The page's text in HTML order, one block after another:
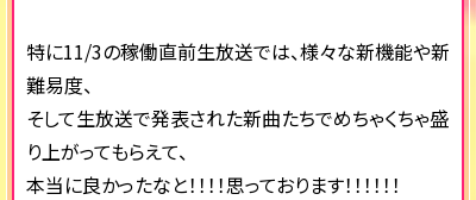
特に11/3の稼働直前生放送では、様々な新機能や新
難易度、
そして生放送で発表された新曲たちでめちゃくちゃ盛
り上がってもらえて、
本当に良かったなと！！！！思っております！！！！！！